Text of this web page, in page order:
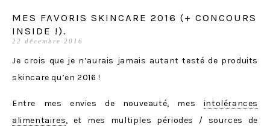
MES FAVORIS SKINCARE 2016 (+ CONCOURS
INSIDE !).
22 décembre 2016
Je crois que je n’aurais jamais autant testé de produits
skincare qu’en 2016 !
Entre mes envies de nouveauté, mes intolérances
alimentaires, et mes multiples périodes / sources de